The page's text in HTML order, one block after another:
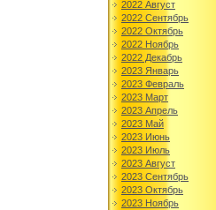
2022 Август
2022 Сентябрь
2022 Октябрь
2022 Ноябрь
2022 Декабрь
2023 Январь
2023 Февраль
2023 Март
2023 Апрель
2023 Май
2023 Июнь
2023 Июль
2023 Август
2023 Сентябрь
2023 Октябрь
2023 Ноябрь